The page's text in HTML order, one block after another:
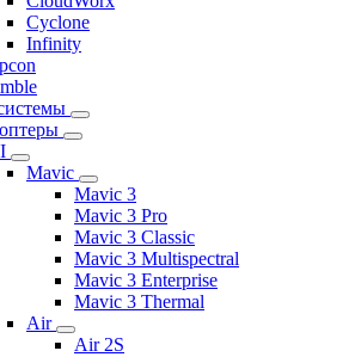
Cyclone
Infinity
Mavic
Mavic 3
Mavic 3 Pro
Mavic 3 Classic
Mavic 3 Multispectral
Mavic 3 Enterprise
Mavic 3 Thermal
Air
Air 2S